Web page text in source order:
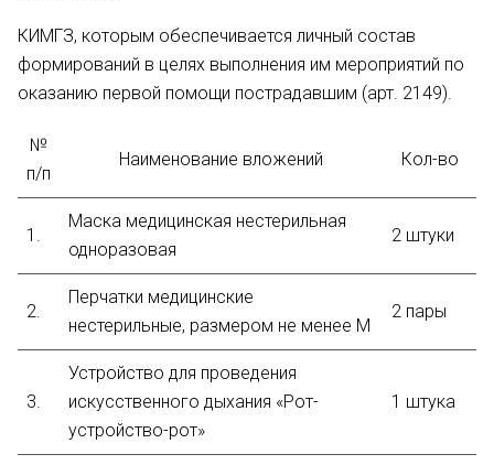
КИМГЗ, которым обеспечивается личный состав
формирований в целях выполнения им мероприятий по
оказанию первой помощи пострадавшим (арт. 2149).
№
п/п
Наименование вложений Кол-во
1.
Маска медицинская нестерильная
одноразовая
2 штуки
2.
Перчатки медицинские
нестерильные, размером не менее М
2 пары
3.
Устройство для проведения
искусственного дыхания «Рот-
устройство-рот»
1 штука